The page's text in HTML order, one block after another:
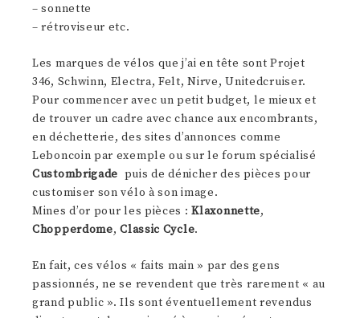
– sonnette
– rétroviseur etc.
Les marques de vélos que j’ai en tête sont Projet
346, Schwinn, Electra, Felt, Nirve, Unitedcruiser.
Pour commencer avec un petit budget, le mieux et
de trouver un cadre avec chance aux encombrants,
en déchetterie, des sites d’annonces comme
Leboncoin par exemple ou sur le forum spécialisé
Custombrigade puis de dénicher des pièces pour
customiser son vélo à son image.
Mines d’or pour les pièces :Klaxonnette,
Chopperdome,Classic Cycle.
En fait, ces vélos « faits main » par des gens
passionnés, ne se revendent que très rarement « au
grand public ». Ils sont éventuellement revendus